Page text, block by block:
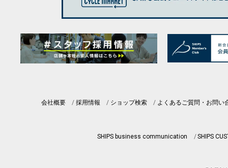
会社概要 採用情報 ショップ検索 よくあるご質問・お問い
SHIPS business communication SHIPS